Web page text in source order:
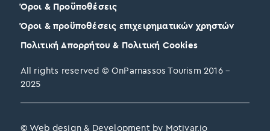
All rights reserved © OnParnassos Tourism 2016 –
2025
Όροι & Προϋποθέσεις
Όροι & προϋποθέσεις επιχειρηματικών χρηστών
Πολιτική Απορρήτου & Πολιτική Cookies
© Web design & Development by Motivar.io